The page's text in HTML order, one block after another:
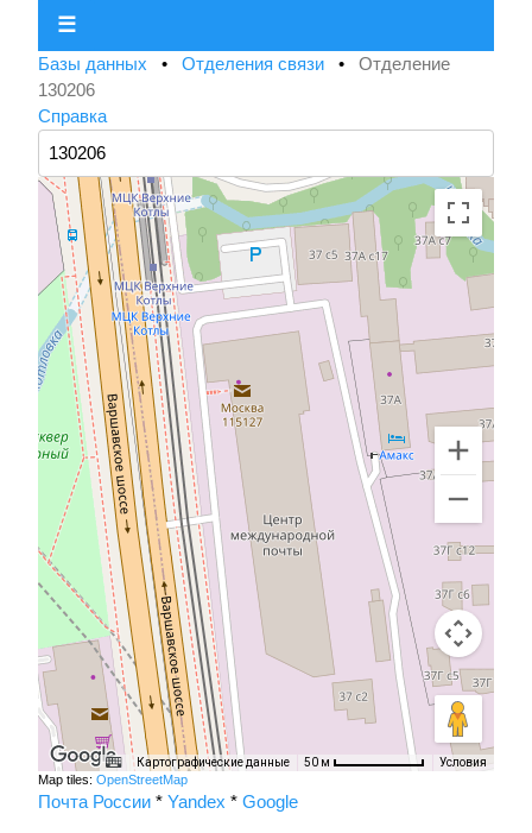
☰
Базы данных • Отделения связи • Отделение
130206
Справка
Картографические данные 50 м Условия
Map tiles: OpenStreetMap
Почта России * Yandex * Google